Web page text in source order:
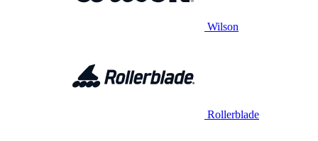
Wilson
Rollerblade